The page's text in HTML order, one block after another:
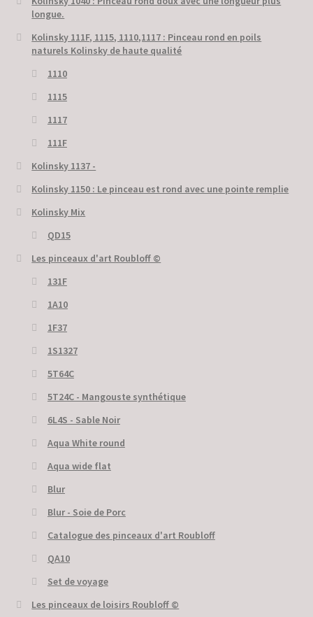
longue.
Kolinsky 111F, 1115, 1110,1117 : Pinceau rond en poils
naturels Kolinsky de haute qualité
1110
1115
1117
111F
Kolinsky 1137 -
Kolinsky 1150 : Le pinceau est rond avec une pointe remplie
Kolinsky Mix
QD15
Les pinceaux d'art Roubloff ©
131F
1A10
1F37
1S1327
5T64C
5Т24С - Mangouste synthétique
6L4S - Sable Noir
Aqua White round
Aqua wide flat
Blur
Blur - Soie de Porc
Catalogue des pinceaux d'art Roubloff
QA10
Set de voyage
Les pinceaux de loisirs Roubloff ©